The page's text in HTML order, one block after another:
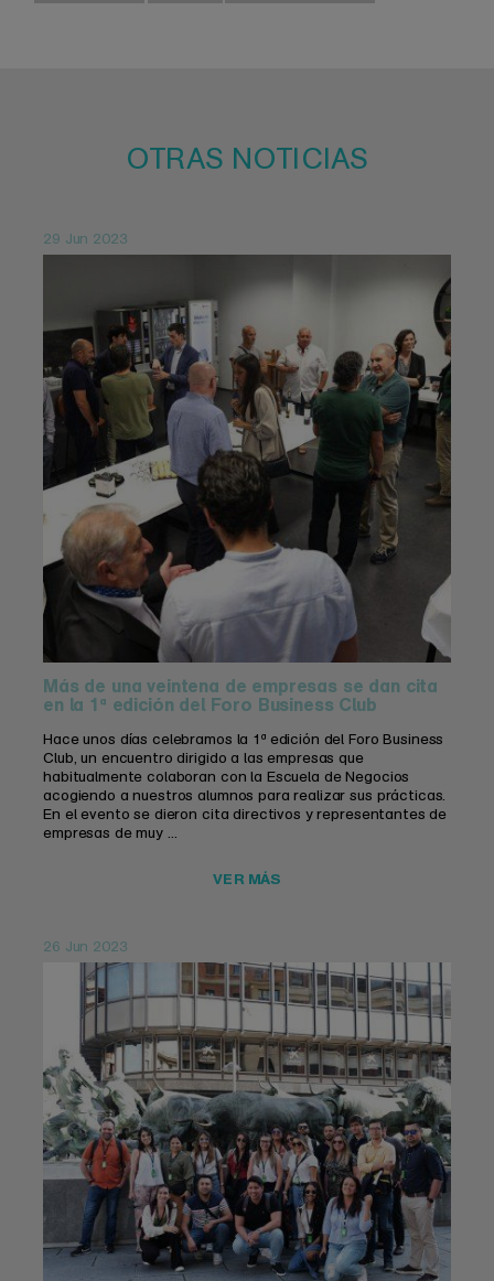
OTRAS NOTICIAS
29 Jun 2023
Más de una veintena de empresas se dan cita
en la 1ª edición del Foro Business Club
Hace unos días celebramos la 1ª edición del Foro Business
Club, un encuentro dirigido a las empresas que
habitualmente colaboran con la Escuela de Negocios
acogiendo a nuestros alumnos para realizar sus prácticas.
En el evento se dieron cita directivos y representantes de
empresas de muy ...
VER MÁS
26 Jun 2023